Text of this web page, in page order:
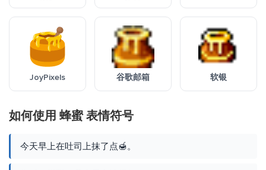
JoyPixels 谷歌邮箱 软银
如何使用 蜂蜜 表情符号
今天早上在吐司上抹了点🍯。